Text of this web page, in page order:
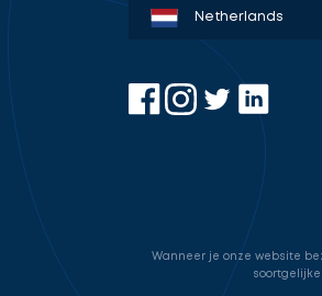
Denmark
Sweden
Norway
Netherlands
Germany
USA
Wanneer je onze website